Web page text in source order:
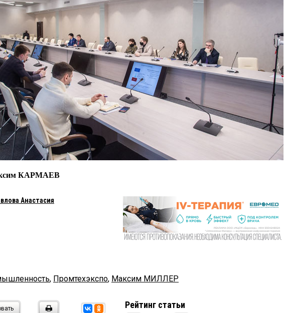
КАРМАЕВ
Анастасия
, Промтехэкспо, Максим МИЛЛЕР
Рейтинг статьи